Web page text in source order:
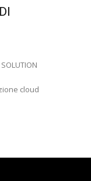
cloud